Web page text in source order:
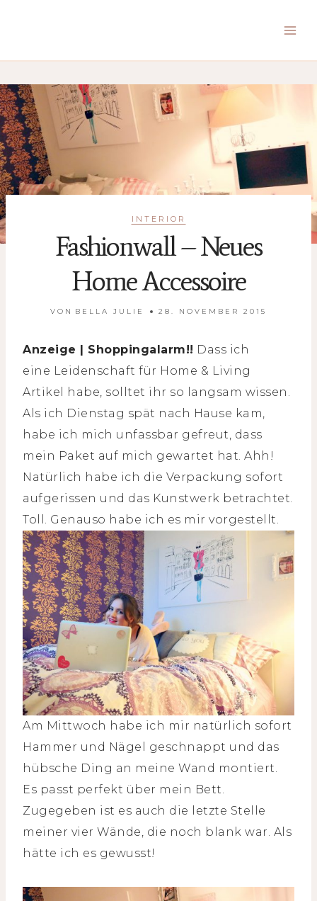
INTERIOR
Fashionwall – Neues
Home Accessoire
VON BELLA JULIE 28. NOVEMBER 2015
Anzeige | Shoppingalarm!! Dass ich
eine Leidenschaft für Home & Living
Artikel habe, solltet ihr so langsam wissen.
Als ich Dienstag spät nach Hause kam,
habe ich mich unfassbar gefreut, dass
mein Paket auf mich gewartet hat. Ahh!
Natürlich habe ich die Verpackung sofort
aufgerissen und das Kunstwerk betrachtet.
Toll. Genauso habe ich es mir vorgestellt.
Am Mittwoch habe ich mir natürlich sofort
Hammer und Nägel geschnappt und das
hübsche Ding an meine Wand montiert.
Es passt perfekt über mein Bett.
Zugegeben ist es auch die letzte Stelle
meiner vier Wände, die noch blank war. Als
hätte ich es gewusst!